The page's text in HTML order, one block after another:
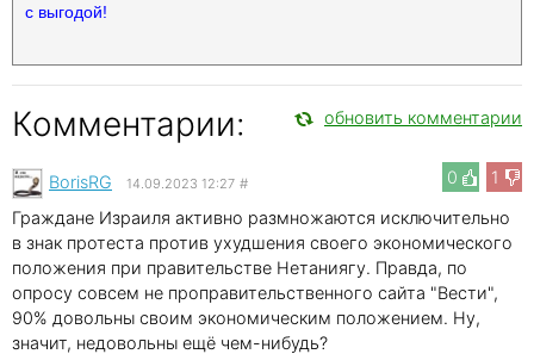
с выгодой!
Комментарии: обновить комментарии
0 1
BorisRG 14.09.2023 12:27 #
Граждане Израиля активно размножаются исключительно
в знак протеста против ухудшения своего экономического
положения при правительстве Нетаниягу. Правда, по
опросу совсем не проправительственного сайта "Вести",
90% довольны своим экономическим положением. Ну,
значит, недовольны ещё чем-нибудь?